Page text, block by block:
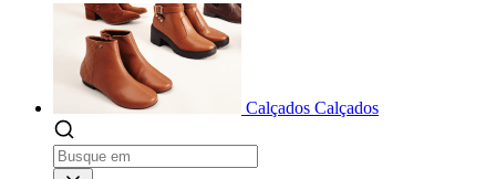
Calçados Calçados